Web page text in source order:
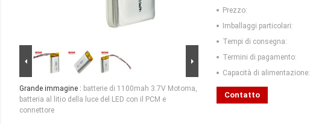
Grande immagine : batterie di 1100mah 3.7V Motoma,
batteria al litio della luce del LED con il PCM e
connettore
Prezzo:
Imballaggi particolari:
Tempi di consegna:
Termini di pagamento:
Capacità di alimentazione:
Contatto